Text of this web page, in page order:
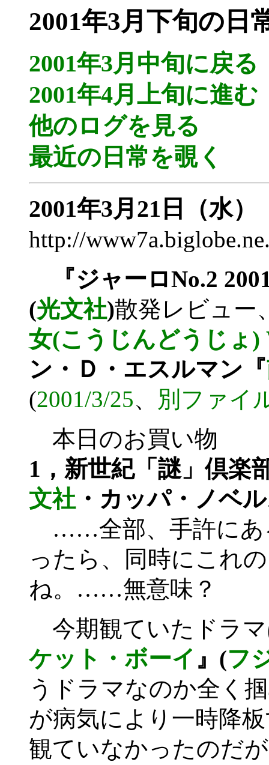
2001年3月下旬の日
2001年3月中旬に戻る
2001年4月上旬に進む
他のログを見る
最近の日常を覗く
2001年3月21日（水）
http://
『ジャーロNo.2
(光文社)散発レビュー
女(こうじんどうじょ)
ン・Ｄ・エスルマン『
(2001/3/25、 別ファイ
本日のお買い物
1，新世紀「謎」倶楽
文社 ・カッパ・ノベ
……全部、手許にあ
ったら、同時にこれ
ね。……無意味？
今期観ていたドラ
ケット・ボーイ 』(フ
うドラマなのか全く
が病気により一時降
観ていなかったのだ